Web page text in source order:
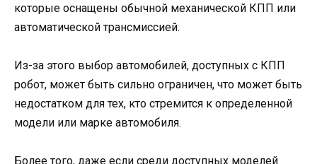
которые оснащены обычной механической КПП или
автоматической трансмиссией.
Из-за этого выбор автомобилей, доступных с КПП
робот, может быть сильно ограничен, что может быть
недостатком для тех, кто стремится к определенной
модели или марке автомобиля.
Более того, даже если среди доступных моделей